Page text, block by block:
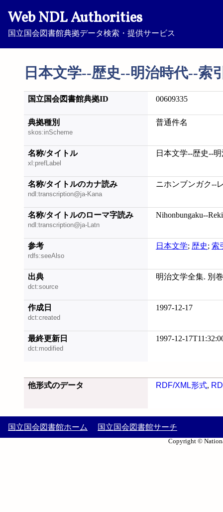
Web NDL Authorities
国立国会図書館典拠データ検索・提供サービス
日本文学--歴史--明治時代--索
国立国会図書館典拠ID 00609335
典拠種別
skos:inScheme
普通件名
名称/タイトル
xl:prefLabel
日本文学--歴史--
名称/タイトルのカナ読み
ndl:transcription@ja-Kana
ニホンブンガク--
名称/タイトルのローマ字読み
ndl:transcription@ja-Latn
Nihonbungaku--
参考
rdfs:seeAlso
日本文学; 歴史; 索
出典
dct:source
明治文学全集. 別巻
作成日
dct:created
1997-12-17
最終更新日
dct:modified
1997-12-
他形式のデータ RDF/XML形式,
国立国会図書館ホーム 国立国会図書館サーチ
Copyright ©